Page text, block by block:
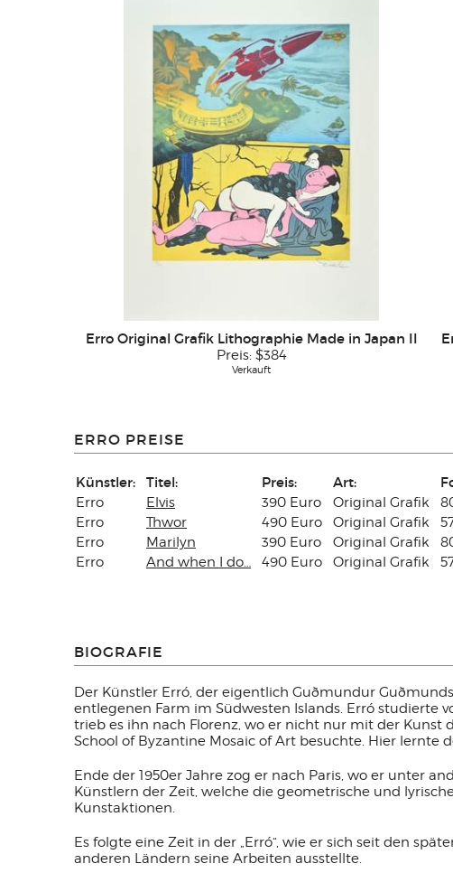
Erro Original Grafik Lithographie Made in Japan II
Preis: $384
Verkauft
ERRO PREISE
Künstler: Titel: Preis: Art:
Erro Elvis 390 Euro Original Grafik
Erro
Thwor 490 Euro Original Grafik
Erro
Marilyn 390 Euro Original Grafik
Erro
And when I do… 490 Euro Original Grafik
BIOGRAFIE
Der Künstler Erró, der eigentlich Guðmundur
entlegenen Farm im Südwesten Islands. Erró studierte
trieb es ihn nach Florenz, wo er nicht nur mit der Kunst
School of Byzantine Mosaic of Art besuchte. Hier lernte
Ende der 1950er Jahre zog er nach Paris, wo er unter
Künstlern der Zeit, welche die geometrische und
Kunstaktionen.
Es folgte eine Zeit in der „Erró“, wie er sich seit den
anderen Ländern seine Arbeiten ausstellte.